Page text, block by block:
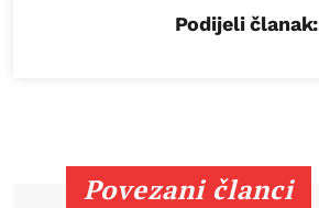
Podijeli članak:
Povezani članci